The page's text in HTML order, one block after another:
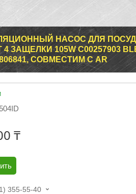
НАСОС ДЛЯ
4 ЗАЩЕЛКИ 105W C00257903
806841, СОВМЕСТИМ С AR
₸
355-55-40